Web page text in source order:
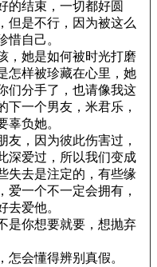
的结束，一切都好圆
但是不行，因为被这么
惜自己。
，她是如何被时光打磨
怎样被珍藏在心里，她
们分手了，也请像我这
下一个男友，米君乐，
辜负她。
，因为彼此伤害过，
深爱过，所以我们变成
失去是注定的，有些缘
爱一个不一定会拥有，
去爱他。
是你想要就要，想抛弃
会懂得辨别真假。